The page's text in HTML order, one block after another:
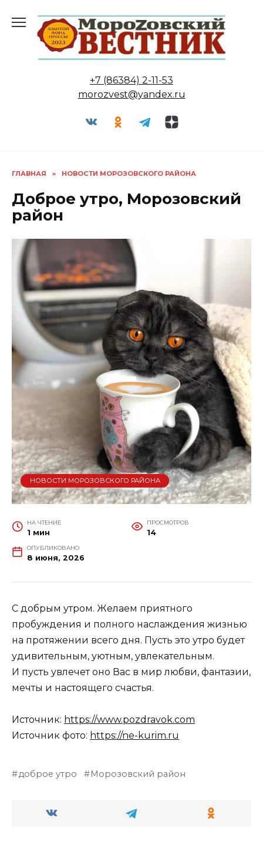
содержанию
+7 (86384) 2-11-53
morozvest@yandex.ru
ГЛАВНАЯ » НОВОСТИ МОРОЗОВСКОГО РАЙОНА
Доброе утро, Морозовский
район
НОВОСТИ МОРОЗОВСКОГО РАЙОНА
НА ЧТЕНИЕ
1 мин
ПРОСМОТРОВ
14
ОПУБЛИКОВАНО
8 июня, 2026
С добрым утром. Желаем приятного
пробуждения и полного наслаждения жизнью
на протяжении всего дня. Пусть это утро будет
удивительным, уютным, увлекательным.
И пусть увлечет оно Вас в мир любви, фантазии,
мечты и настоящего счастья.
Источник: https://www.pozdravok.com
Источник фото: https://ne-kurim.ru
доброе утро Морозовский район